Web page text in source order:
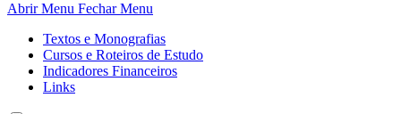
Abrir Menu Fechar Menu
Textos e Monografias
Cursos e Roteiros de Estudo
Indicadores Financeiros
Links